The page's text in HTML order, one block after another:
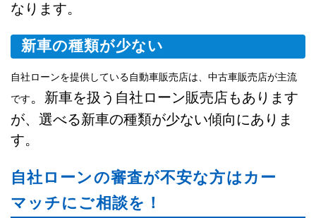
なります。
新車の種類が少ない
自社ローンを提供している自動車販売店は、中古車販売店が主流
です。新車を扱う自社ローン販売店もあります
が、選べる新車の種類が少ない傾向にありま
す。
自社ローンの審査が不安な方はカー
マッチにご相談を！